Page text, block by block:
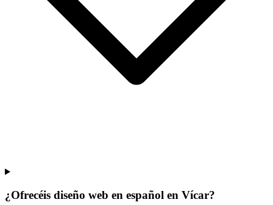
¿Ofrecéis diseño web en español en Vícar?